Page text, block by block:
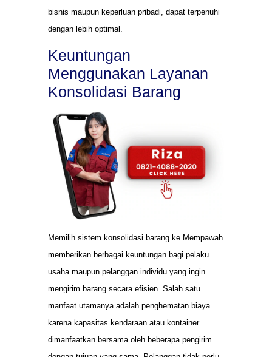
bisnis maupun keperluan pribadi, dapat terpenuhi
dengan lebih optimal.
Keuntungan
Menggunakan Layanan
Konsolidasi Barang
Memilih sistem konsolidasi barang ke Mempawah
memberikan berbagai keuntungan bagi pelaku
usaha maupun pelanggan individu yang ingin
mengirim barang secara efisien. Salah satu
manfaat utamanya adalah penghematan biaya
karena kapasitas kendaraan atau kontainer
dimanfaatkan bersama oleh beberapa pengirim